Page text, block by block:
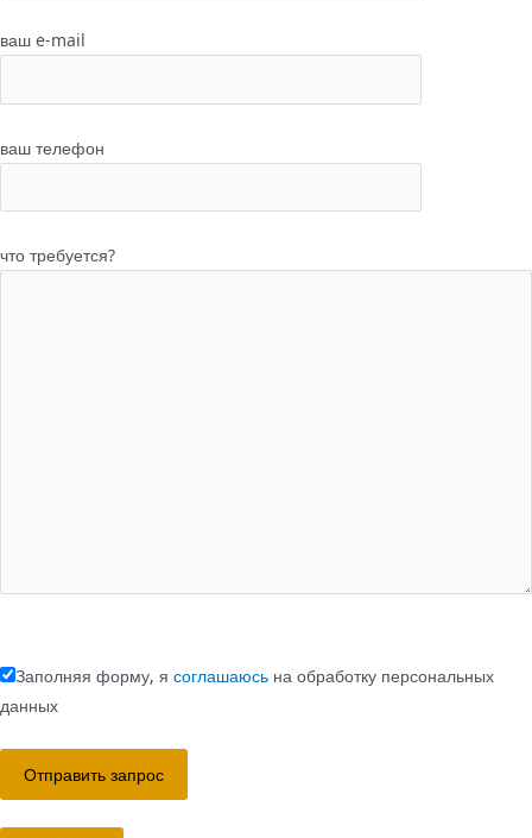
ваш e-mail
ваш телефон
что требуется?
Заполняя форму, я соглашаюсь на обработку персональных
данных